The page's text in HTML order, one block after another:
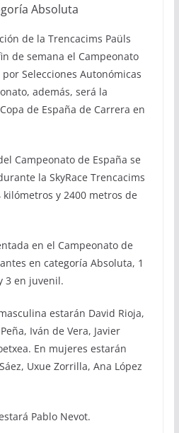
Absoluta
de la Trencacims Paüls
de semana el Campeonato
Selecciones Autonómicas
además, será la
de España de Carrera en
Campeonato de España se
la SkyRace Trencacims
y 2400 metros de
en el Campeonato de
en categoría Absoluta, 1
3 en juvenil.
estarán David Rioja,
Iván de Vera, Javier
En mujeres estarán
Uxue Zorrilla, Ana López
Pablo Nevot.